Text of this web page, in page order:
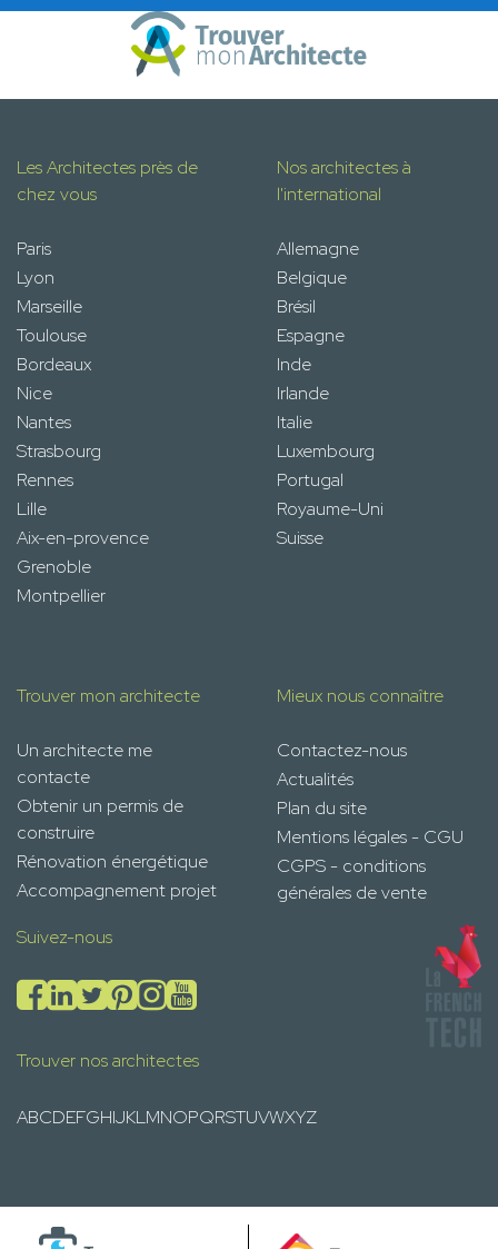
Les Architectes près de
chez vous
Paris
Lyon
Marseille
Toulouse
Bordeaux
Nice
Nantes
Strasbourg
Rennes
Lille
Aix-en-provence
Grenoble
Montpellier
Nos architectes à
l'international
Allemagne
Belgique
Brésil
Espagne
Inde
Irlande
Italie
Luxembourg
Portugal
Royaume-Uni
Suisse
Trouver mon architecte
Un architecte me
contacte
Obtenir un permis de
construire
Rénovation énergétique
Accompagnement projet
Mieux nous connaître
Contactez-nous
Actualités
Plan du site
Mentions légales - CGU
CGPS - conditions
générales de vente
Suivez-nous
Trouver nos architectes
ABCDEFGHIJKLMNOPQRSTUVWXYZ